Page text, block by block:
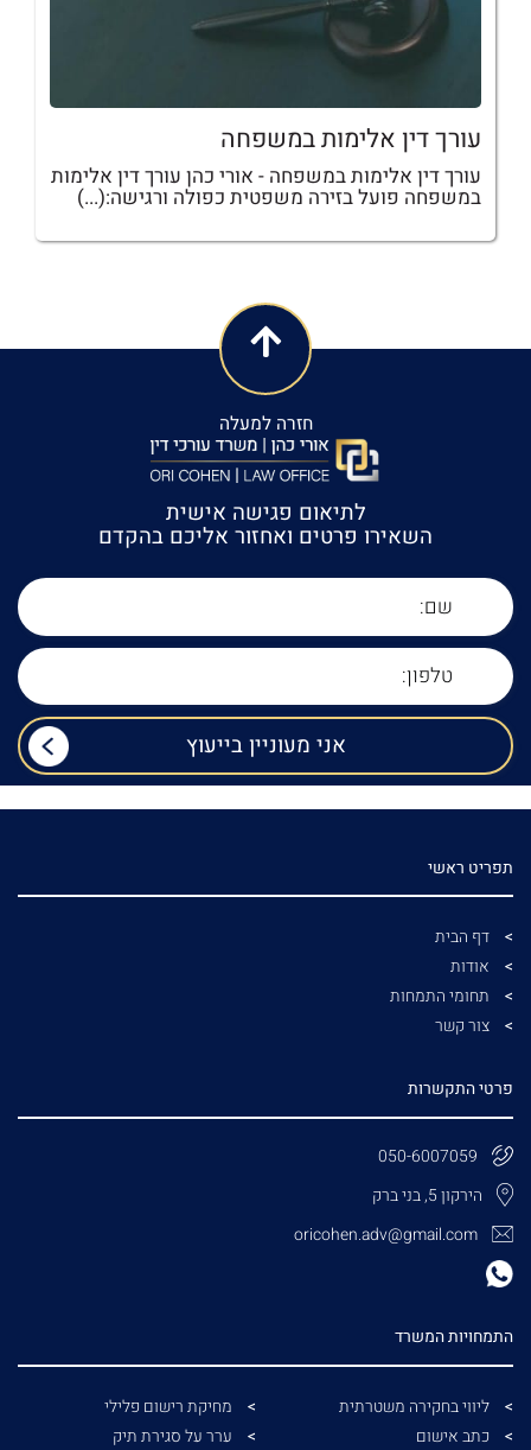
עורך דין אלימות במשפחה
עורך דין אלימות במשפחה - אורי כהן עורך דין אלימות
במשפחה פועל בזירה משפטית כפולה ורגישה:(...)
חזרה למעלה
לתיאום פגישה אישית
השאירו פרטים ואחזור אליכם בהקדם
תפריט ראשי
דף הבית
אודות
תחומי התמחות
צור קשר
התמחויות המשרד
ליווי בחקירה משטרתית
כתב אישום
מחיקת רישום פלילי
ערר על סגירת תיק
פרטי התקשרות
050-6007059
הירקון 5, בני ברק
oricohen.adv@gmail.com